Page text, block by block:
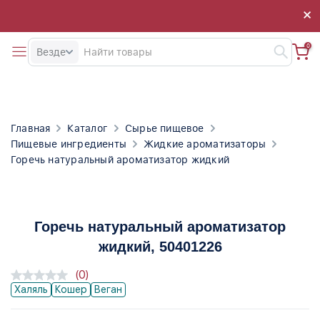
×
×
Везде
0
Главная Каталог
Сырье пищевое
Пищевые ингредиенты
Жидкие ароматизаторы
Горечь натуральный ароматизатор жидкий
Горечь натуральный ароматизатор
жидкий, 50401226
Халяль Кошер Веган
(0)